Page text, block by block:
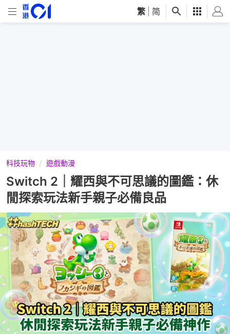
繁 简
科技玩物 遊戲動漫
Switch 2｜耀西與不可思議的圖鑑：休
閒探索玩法新手親子必備良品